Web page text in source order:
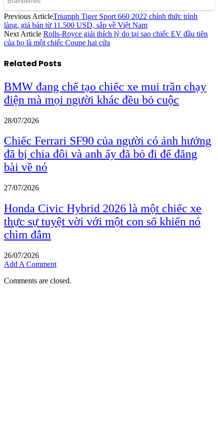
Previous ArticleTriumph Tiger Sport 660 2022 chính thức trình
làng, giá bán từ 11.500 USD, sắp về Việt Nam
Next Article Rolls-Royce giải thích lý do tại sao chiếc EV đầu tiên
của họ là một chiếc Coupe hai cửa
Related Posts
BMW đang chế tạo chiếc xe mui trần chạy
điện mà mọi người khác đều bỏ cuộc
28/07/2026
Chiếc Ferrari SF90 của người có ảnh hưởng
đã bị chia đôi và anh ấy đã bỏ đi để đăng
bài về nó
27/07/2026
Honda Civic Hybrid 2026 là một chiếc xe
thực sự tuyệt vời với một con số khiến nó
chìm đắm
26/07/2026
Add A Comment
Comments are closed.